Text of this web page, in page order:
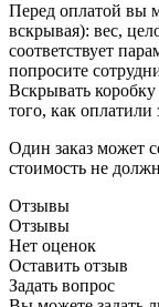
Перед оплатой вы
вскрывая): вес,
соответствует
попросите
Вскрывать
того, как оплатили
Один заказ может
стоимость не
Отзывы
Отзывы
Нет оценок
Оставить отзыв
Задать вопрос